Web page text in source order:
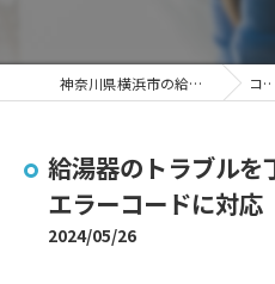
神奈川県横浜市の給湯器ならハッピーホームズ コラム
給湯器のトラブルを
エラーコードに対応
2024/05/26